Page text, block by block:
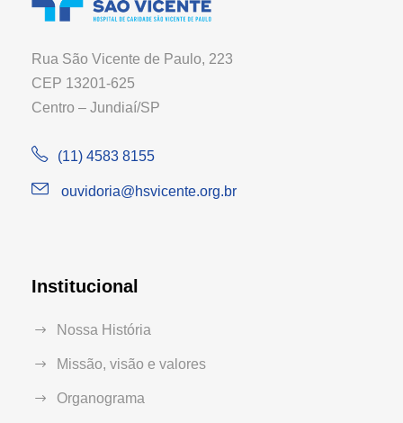
Rua São Vicente de Paulo, 223
CEP 13201-625
Centro – Jundiaí/SP
(11) 4583 8155
ouvidoria@hsvicente.org.br
Institucional
Nossa História
Missão, visão e valores
Organograma